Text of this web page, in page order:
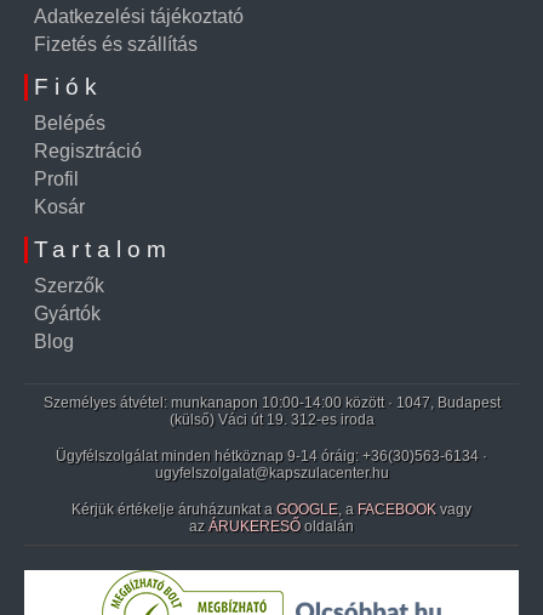
Adatkezelési tájékoztató
Fizetés és szállítás
Fiók
Belépés
Regisztráció
Profil
Kosár
Tartalom
Szerzők
Gyártók
Blog
Személyes átvétel: munkanapon 10:00-14:00 között · 1047, Budapest
(külső) Váci út 19. 312-es iroda
Ügyfélszolgálat minden hétköznap 9-14 óráig: +36(30)563-6134 ·
ugyfelszolgalat@kapszulacenter.hu
Kérjük értékelje áruházunkat a GOOGLE, a FACEBOOK vagy
az ÁRUKERESŐ oldalán